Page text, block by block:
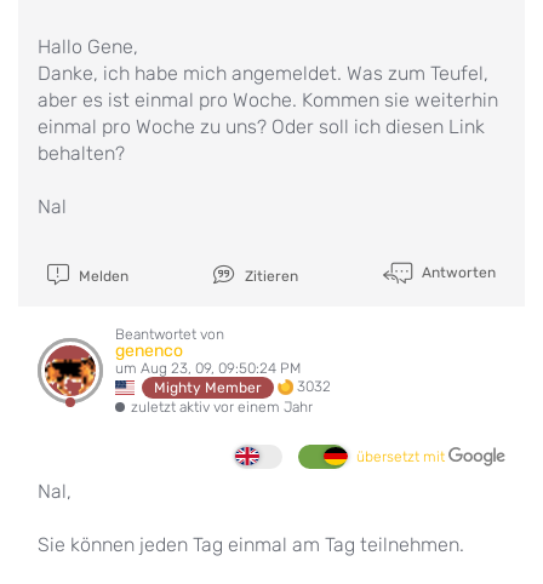
Hallo Gene,
Danke, ich habe mich angemeldet. Was zum Teufel,
aber es ist einmal pro Woche. Kommen sie weiterhin
einmal pro Woche zu uns? Oder soll ich diesen Link
behalten?
Nal
Melden Zitieren Antworten
Beantwortet von
genenco
um Aug 23, 09, 09:50:24 PM
Mighty Member
3032
zuletzt aktiv vor einem Jahr
übersetzt mit
Nal,
Sie können jeden Tag einmal am Tag teilnehmen.